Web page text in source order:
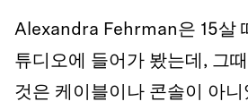
Alexandra Fehrman은 15살
튜디오에 들어가 봤는데, 그
것은 케이블이나 콘솔이 아니